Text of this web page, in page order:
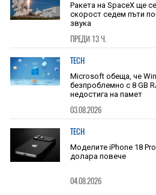
Ракета на SpaceX ще
скорост седем пъти
звука
ПРЕДИ 13 Ч.
TECH
Microsoft обеща, че
безпроблемно с 8 GB
недостига на памет
03.08.2026
TECH
Моделите iPhone 18
долара повече
04.08.2026